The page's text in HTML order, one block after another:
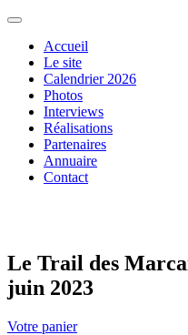
Accueil
Le site
Calendrier 2026
Photos
Interviews
Réalisations
Partenaires
Annuaire
Contact
Le Trail des
juin 2023
Votre panier